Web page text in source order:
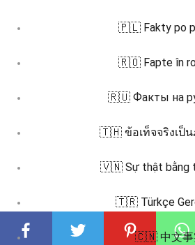
🇵🇱 Fakty po
🇷🇴 Fapte în
🇷🇺 Факты на
🇹🇭 ข้อเท็จจริงเป็น
🇻🇳 Sự thật bằng
🇹🇷 Türkçe
🇨🇳 中文事